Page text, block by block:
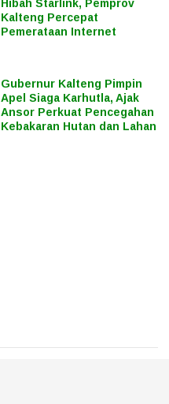
Hibah Starlink, Pemprov
Kalteng Percepat
Pemerataan Internet
Gubernur Kalteng Pimpin
Apel Siaga Karhutla, Ajak
Ansor Perkuat Pencegahan
Kebakaran Hutan dan Lahan